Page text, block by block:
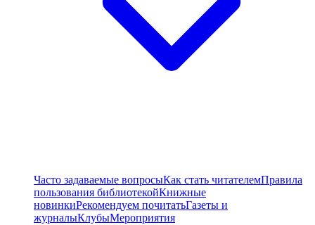
Часто задаваемые вопросыКак стать читателемПравила
пользования библиотекойКнижные
новинкиРекомендуем почитатьГазеты и
журналыКлубыМероприятия